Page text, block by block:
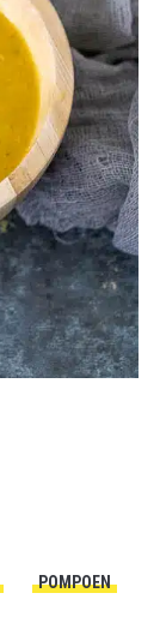
POMPOEN